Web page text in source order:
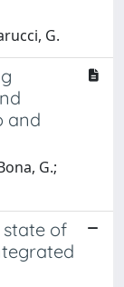
G.
and
G.;
state of